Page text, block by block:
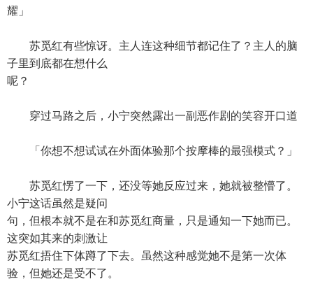
耀」
苏觅红有些惊讶。主人连这种细节都记住了？主人的脑
子里到底都在想什么
呢？
穿过马路之后，小宁突然露出一副恶作剧的笑容开口道
「你想不想试试在外面体验那个按摩棒的最强模式？」
苏觅红愣了一下，还没等她反应过来，她就被整懵了。
小宁这话虽然是疑问
句，但根本就不是在和苏觅红商量，只是通知一下她而已。
这突如其来的刺激让
苏觅红捂住下体蹲了下去。虽然这种感觉她不是第一次体
验，但她还是受不了。